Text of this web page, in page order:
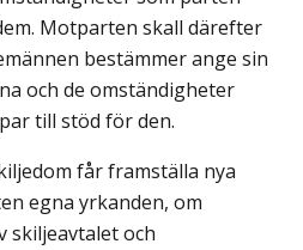
Motparten skall därefter
bestämmer ange sin
och de omständigheter
till stöd för den.
får framställa nya
egna yrkanden, om
skiljeavtalet och